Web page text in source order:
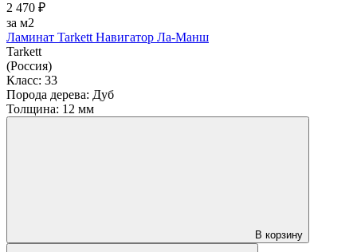
2 470 ₽
за м2
Ламинат Tarkett Навигатор Ла-Манш
Tarkett
(Россия)
Класс: 33
Порода дерева: Дуб
Толщина: 12 мм
В корзину